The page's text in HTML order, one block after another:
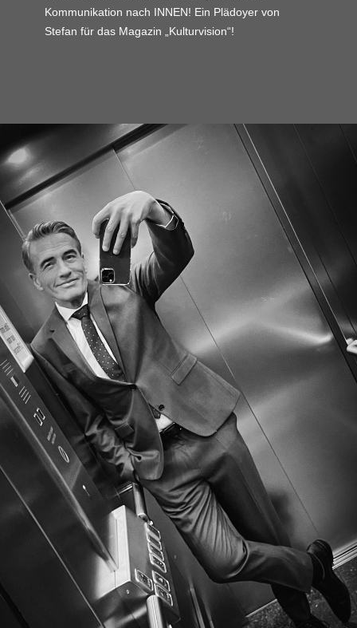
Kommunikation nach INNEN! Ein Plädoyer von
Stefan für das Magazin „Kulturvision“!